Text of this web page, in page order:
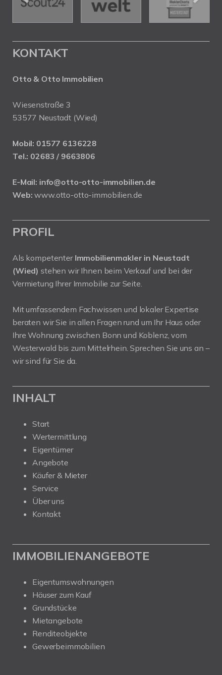
KONTAKT
Otto & Otto Immobilien
Wiesenstraße 3
53577 Neustadt (Wied)
Mobil: 01577 6136228
Tel.: 02683 / 9663806
E-Mail: info@otto-otto-immobilien.de
Web: www.otto-otto-immobilien.de
PROFIL
Als kompetenter Immobilienmakler in Neustadt
(Wied) stehen wir Ihnen beim Verkauf und bei der
Vermietung Ihrer Immobilie zur Seite.
Mit umfassendem Fachwissen und lokaler Expertise
beraten wir Sie in allen Fragen rund um Ihr Haus oder
Ihre Wohnung zwischen Bonn und Koblenz, vom
Westerwald bis zum Mittelrhein. Sprechen Sie uns an –
wir sind für Sie da.
INHALT
Start
Wertermittlung
Eigentümer
Angebote
Käufer & Mieter
Service
Über uns
Kontakt
IMMOBILIENANGEBOTE
Eigentumswohnungen
Häuser zum Kauf
Grundstücke
Mietangebote
Renditeobjekte
Gewerbeimmobilien